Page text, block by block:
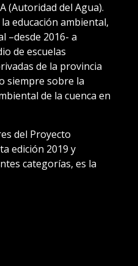
(Autoridad del Agua).
educación ambiental,
–desde 2016- a
de escuelas
de la provincia
siempre sobre la
de la cuenca en
del Proyecto
edición 2019 y
categorías, es la